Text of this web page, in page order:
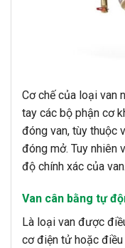
Cơ chế của loại van
tay các bộ phận cơ
đóng van, tùy thuộc
đóng mở. Tuy nhiên
độ chính xác của van.
Van cân bằng tự
Là loại van được
cơ điện tử hoặc